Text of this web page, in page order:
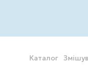
Каталог